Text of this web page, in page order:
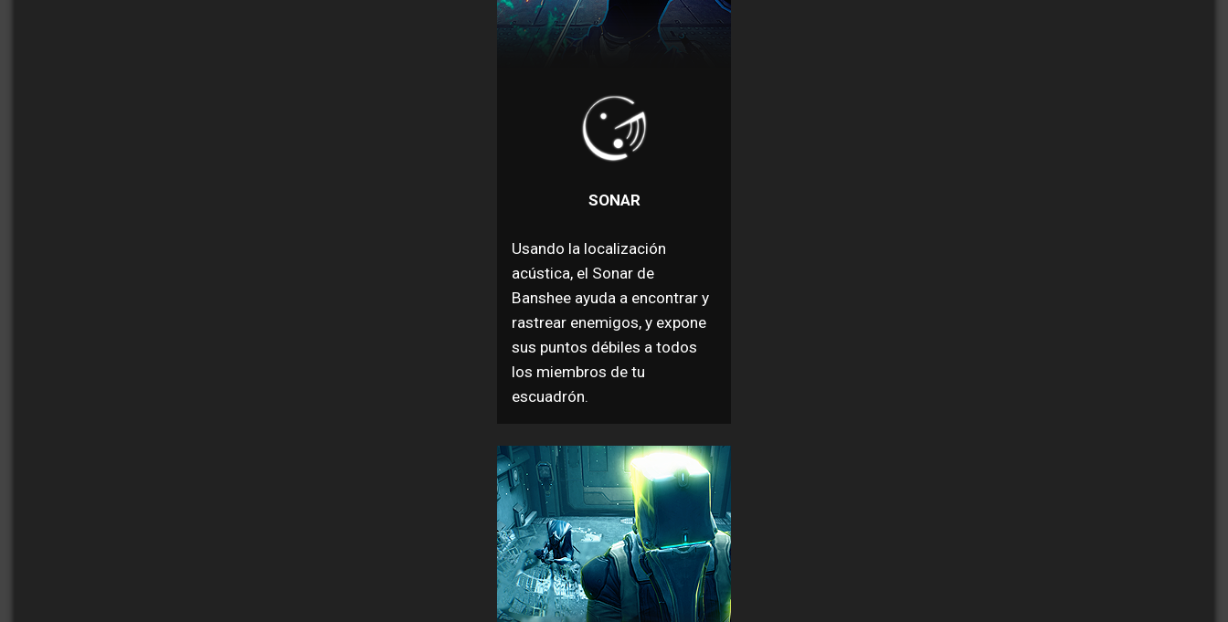
SONAR
Usando la localización
acústica, el Sonar de
Banshee ayuda a encontrar y
rastrear enemigos, y expone
sus puntos débiles a todos
los miembros de tu
escuadrón.